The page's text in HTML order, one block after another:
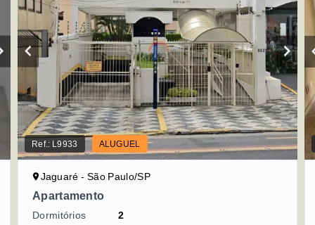
Ref.: L9933 ALUGUEL
Jaguaré - São Paulo/SP
Apartamento
Dormitórios
2